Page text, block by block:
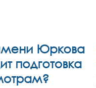
Юркова
подготовка